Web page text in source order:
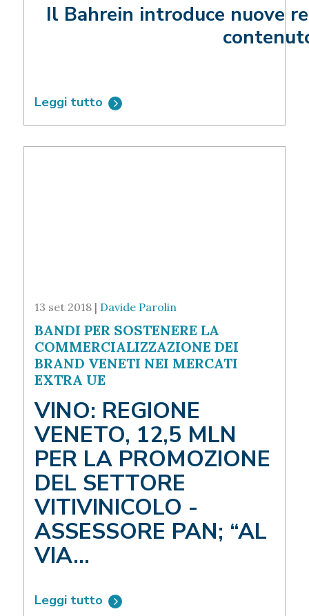
Il Bahrein introduce nuove
Leggi tutto
13 set 2018 | Davide Parolin
BANDI PER SOSTENERE LA
COMMERCIALIZZAZIONE DEI
BRAND VENETI NEI MERCATI
EXTRA UE
VINO: REGIONE
VENETO, 12,5 MLN
PER LA PROMOZIONE
DEL SETTORE
VITIVINICOLO -
ASSESSORE PAN; “AL
VIA...
Leggi tutto